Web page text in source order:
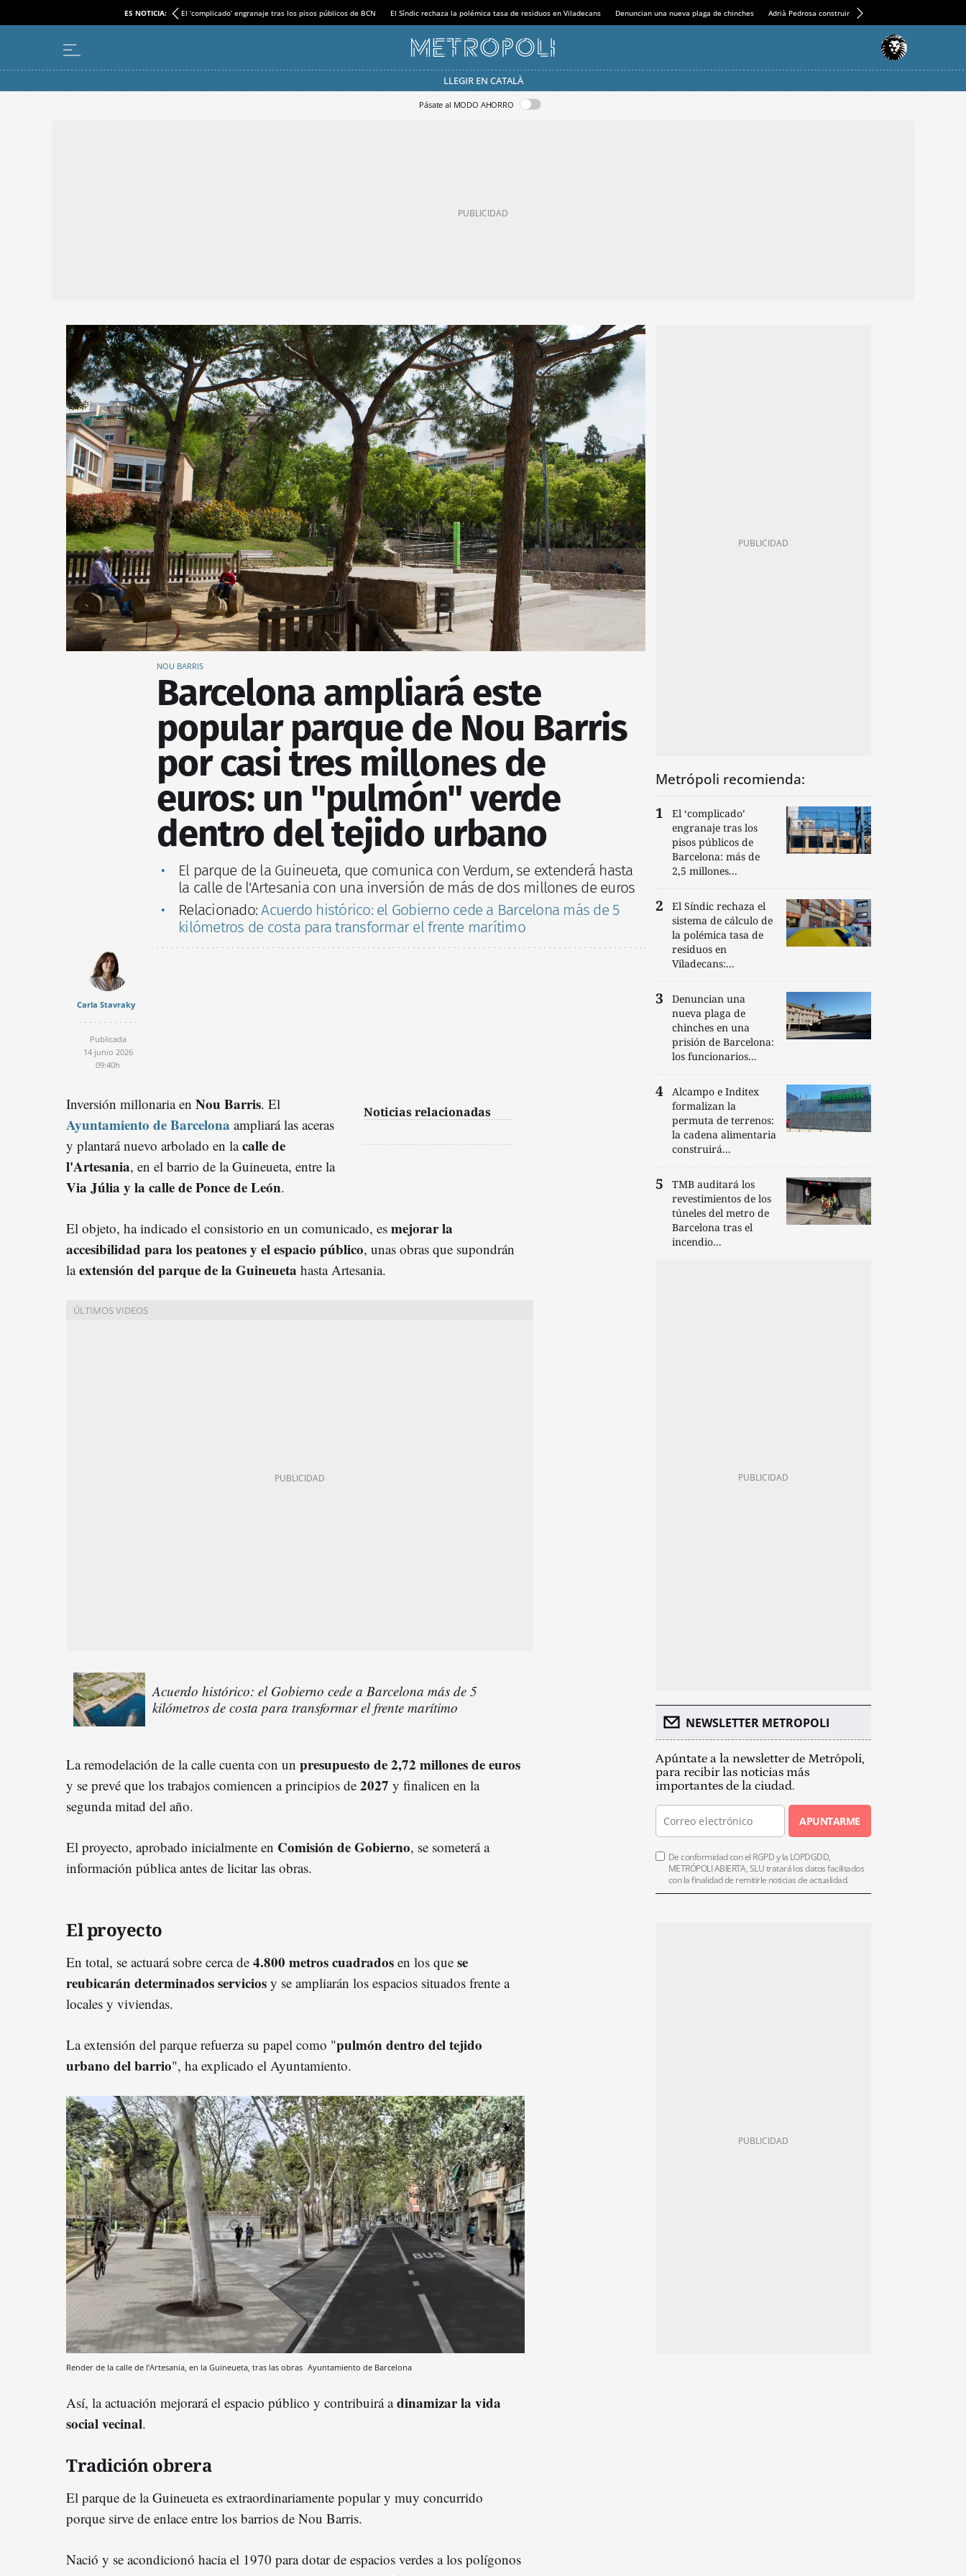
ES NOTICIA: El ‘complicado’ engranaje tras los pisos públicos de BCN El Síndic rechaza la polémica tasa de residuos en Viladecans Denuncian una nueva plaga de chinches Adrià Pedrosa construirá la nueva residencia en el
LLEGIR EN CATALÀ
Pásate al MODO AHORRO
NOU BARRIS
Barcelona ampliará este
popular parque de Nou Barris
por casi tres millones de
euros: un "pulmón" verde
dentro del tejido urbano
El parque de la Guineueta, que comunica con Verdum, se extenderá hasta
la calle de l'Artesania con una inversión de más de dos millones de euros
Relacionado:Acuerdo histórico: el Gobierno cede a Barcelona más de 5
kilómetros de costa para transformar el frente marítimo
Carla Stavraky
Publicada
14 junio 2026
09:40h
Noticias relacionadas
Inversión millonaria en Nou Barris. El
Ayuntamiento de Barcelona ampliará las aceras
y plantará nuevo arbolado en lacalle de
l'Artesania, en el barrio de la Guineueta, entre la
Via Júlia y la calle de Ponce de León.
El objeto, ha indicado el consistorio en un comunicado, es mejorar la
accesibilidad para los peatones y el espacio público, unas obras que supondrán
laextensión del parque de la Guineueta hasta Artesania.
Acuerdo histórico: el Gobierno cede a Barcelona más de 5
kilómetros de costa para transformar el frente marítimo
La remodelación de la calle cuenta con un presupuesto de 2,72 millones de euros
y se prevé que los trabajos comiencen a principios de 2027 y finalicen en la
segunda mitad del año.
El proyecto, aprobado inicialmente en Comisión de Gobierno, se someterá a
información pública antes de licitar las obras.
El proyecto
En total, se actuará sobre cerca de 4.800 metros cuadrados en los que se
reubicarán determinados servicios y se ampliarán los espacios situados frente a
locales y viviendas.
La extensión del parque refuerza su papel como "pulmón dentro del tejido
urbano del barrio", ha explicado el Ayuntamiento.
Render de la calle de l’Artesania, en la Guineueta, tras las obras Ayuntamiento de Barcelona
Así, la actuación mejorará el espacio público y contribuirá adinamizar la vida
social vecinal.
Tradición obrera
El parque de la Guineueta es extraordinariamente popular y muy concurrido
porque sirve de enlace entre los barrios de Nou Barris.
Nació y se acondicionó hacia el 1970 para dotar de espacios verdes a los polígonos
Metrópoli recomienda:
El ‘complicado’
engranaje tras los
pisos públicos de
Barcelona: más de
2,5 millones...
El Síndic rechaza el
sistema de cálculo de
la polémica tasa de
residuos en
Viladecans:...
Denuncian una
nueva plaga de
chinches en una
prisión de Barcelona:
los funcionarios...
Alcampo e Inditex
formalizan la
permuta de terrenos:
la cadena alimentaria
construirá...
TMB auditará los
revestimientos de los
túneles del metro de
Barcelona tras el
incendio...
NEWSLETTER METROPOLI
Apúntate a la newsletter de Metrópoli,
para recibir las noticias más
importantes de la ciudad.
APUNTARME
De conformidad con el RGPD y la LOPDGDD,
METRÓPOLI ABIERTA, SLU tratará los datos facilitados
con la finalidad de remitirle noticias de actualidad.